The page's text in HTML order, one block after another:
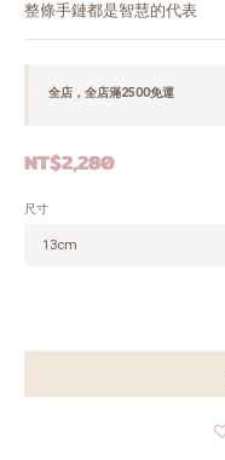
整條手鏈都是智慧的代表
全店，全店滿2500免運
NT$2,280
尺寸